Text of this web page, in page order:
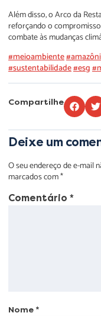
Além disso, o Arco da
reforçando o
combate às mudanças
#meioambiente
#sustentabilidade#esg
Compartilhe
Deixe um
O seu endereço de e-mail
marcados com*
Comentário *
Nome *